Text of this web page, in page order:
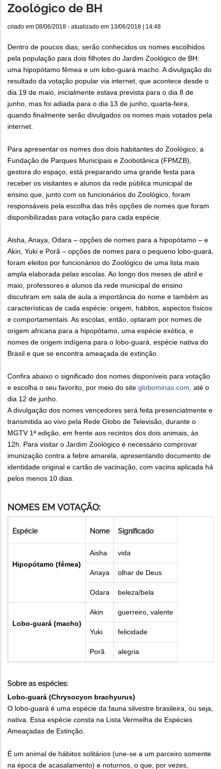
Zoológico de BH
criado em 08/06/2018 - atualizado em 13/06/2018 | 14:48
Dentro de poucos dias, serão conhecidos os nomes escolhidos
pela população para dois filhotes do Jardim Zoológico de BH:
uma hipopótamo fêmea e um lobo-guará macho. A divulgação do
resultado da votação popular via internet, que acontece desde o
dia 19 de maio, inicialmente estava prevista para o dia 8 de
junho, mas foi adiada para o dia 13 de junho, quarta-feira,
quando finalmente serão divulgados os nomes mais votados pela
internet.
Para apresentar os nomes dos dois habitantes do Zoológico, a
Fundação de Parques Municipais e Zoobotânica (FPMZB),
gestora do espaço, está preparando uma grande festa para
receber os visitantes e alunos da rede pública municipal de
ensino que, junto com os funcionários do Zoológico, foram
responsáveis pela escolha das três opções de nomes que foram
disponibilizadas para votação para cada espécie.
Aisha, Anaya, Odara – opções de nomes para a hipopótamo – e
Akin, Yuki e Porã – opções de nomes para o pequeno lobo-guará,
foram eleitos por funcionários do Zoológico de uma lista mais
ampla elaborada pelas escolas. Ao longo dos meses de abril e
maio, professores e alunos da rede municipal de ensino
discutiram em sala de aula a importância do nome e também as
características de cada espécie: origem, hábitos, aspectos físicos
e comportamentais. As escolas, então, optaram por nomes de
origem africana para a hipopótamo, uma espécie exótica, e
nomes de origem indígena para o lobo-guará, espécie nativa do
Brasil e que se encontra ameaçada de extinção.
Confira abaixo o significado dos nomes disponíveis para votação
e escolha o seu favorito, por meio do site globominas.com, até o
dia 12 de junho.
A divulgação dos nomes vencedores será feita presencialmente e
transmitida ao vivo pela Rede Globo de Televisão, durante o
MGTV 1ª edição, em frente aos recintos dos dois animais, às
12h. Para visitar o Jardim Zoológico é necessário comprovar
imunização contra a febre amarela, apresentando documento de
identidade original e cartão de vacinação, com vacina aplicada há
pelos menos 10 dias.
NOMES EM VOTAÇÃO:
Espécie Nome Significado
Hipopótamo (fêmea)
Aisha vida
Anaya olhar de Deus
Odara beleza/bela
Lobo-guará (macho)
Akin guerreiro, valente
Yuki felicidade
Porã alegria
Sobre as espécies:
Lobo-guará (Chrysocyon brachyurus)
O lobo-guará é uma espécie da fauna silvestre brasileira, ou seja,
nativa. Essa espécie consta na Lista Vermelha de Espécies
Ameaçadas de Extinção.
É um animal de hábitos solitários (une-se a um parceiro somente
na época de acasalamento) e noturnos, o que, por vezes,